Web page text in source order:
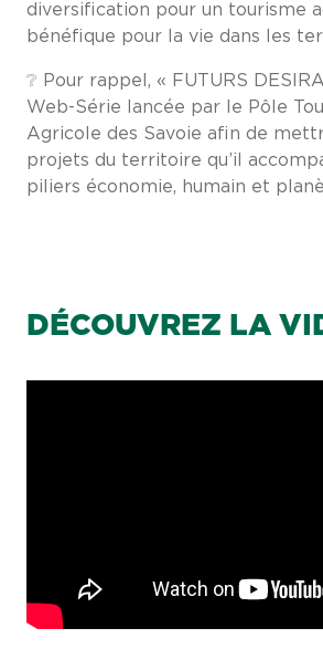
diversification pour un tourisme
bénéfique pour la vie dans les
❔ Pour rappel, « FUTURS
Web-Série lancée par le Pôle
Agricole des Savoie afin de
projets du territoire qu’il
piliers économie, humain et
DÉCOUVREZ LA